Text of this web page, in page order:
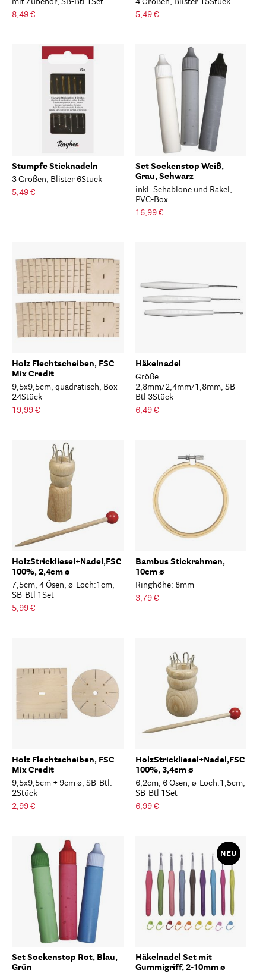
mit Zubehör, SB-Btl 1Set
8,49 €
4 Größen, Blister 15Stück
5,49 €
Stumpfe Sticknadeln
3 Größen, Blister 6Stück
5,49 €
Set Sockenstop Weiß,
Grau, Schwarz
inkl. Schablone und Rakel,
PVC-Box
16,99 €
Holz Flechtscheiben, FSC
Mix Credit
9,5x9,5cm, quadratisch, Box
24Stück
19,99 €
Häkelnadel
Größe
2,8mm/2,4mm/1,8mm, SB-
Btl 3Stück
6,49 €
HolzStrickliesel+Nadel,FSC
100%, 2,4cm ø
7,5cm, 4 Ösen, ø-Loch:1cm,
SB-Btl 1Set
5,99 €
Bambus Stickrahmen,
10cm ø
Ringhöhe: 8mm
3,79 €
Holz Flechtscheiben, FSC
Mix Credit
9,5x9,5cm + 9cm ø, SB-Btl.
2Stück
2,99 €
HolzStrickliesel+Nadel,FSC
100%, 3,4cm ø
6,2cm, 6 Ösen, ø-Loch:1,5cm,
SB-Btl 1Set
6,99 €
Set Sockenstop Rot, Blau,
Grün
NEU
Häkelnadel Set mit
Gummigriff, 2-10mm ø